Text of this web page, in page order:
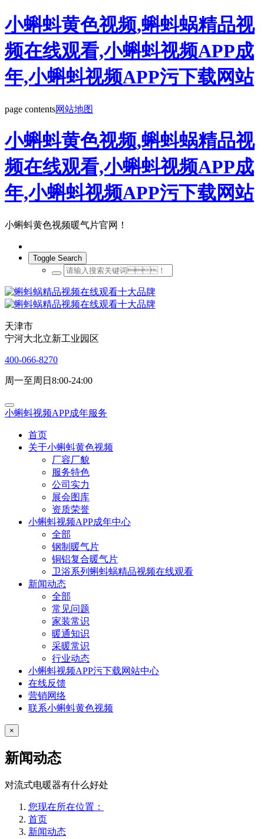
小蝌蚪黄色视频,蝌蚪蜗精品视
频在线观看,小蝌蚪视频APP成
年,小蝌蚪视频APP污下载网站
page contents网站地图
小蝌蚪黄色视频,蝌蚪蜗精品视
频在线观看,小蝌蚪视频APP成
年,小蝌蚪视频APP污下载网站
小蝌蚪黄色视频暖气片官网！
Toggle Search
天津市
宁河大北立新工业园区
400-066-8270
周一至周日8:00-24:00
小蝌蚪视频APP成年服务
首页
关于小蝌蚪黄色视频
厂容厂貌
服务特色
公司实力
展会图库
资质荣誉
小蝌蚪视频APP成年中心
全部
钢制暖气片
铜铝复合暖气片
卫浴系列蝌蚪蜗精品视频在线观看
新闻动态
全部
常见问题
家装常识
暖通知识
采暖常识
行业动态
小蝌蚪视频APP污下载网站中心
在线反馈
营销网络
联系小蝌蚪黄色视频
×
新闻动态
对流式电暖器有什么好处
您现在所在位置：
首页
新闻动态